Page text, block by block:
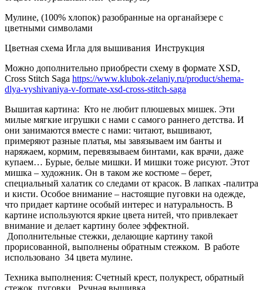
Мулине, (100% хлопок) разобранные на органайзере с
цветными символами
Цветная схема Игла для вышивания Инструкция
Можно дополнительно приобрести схему в формате XSD,
Cross Stitch Saga https://www.klubok-zelaniy.ru/product/shema-
dlya-vyshivaniya-v-formate-xsd-cross-stitch-saga
Вышитая картина: Кто не любит плюшевых мишек. Эти
милые мягкие игрушки с нами с самого раннего детства. И
они занимаются вместе с нами: читают, вышивают,
примеряют разные платья, мы завязываем им банты и
наряжаем, кормим, перевязываем бинтами, как врачи, даже
купаем… Бурые, белые мишки. И мишки тоже рисуют. Этот
мишка – художник. Он в таком же костюме – берет,
специальный халатик со следами от красок. В лапках -палитра
и кисти. Особое внимание – настоящие пуговки на одежде,
что придает картине особый интерес и натуральность. В
картине используются яркие цвета нитей, что привлекает
внимание и делает картину более эффектной.
Дополнительные стежки, делающие картину такой
прорисованной, выполнены обратным стежком. В работе
использовано 34 цвета мулине.
Техника выполнения: Счетный крест, полукрест, обратный